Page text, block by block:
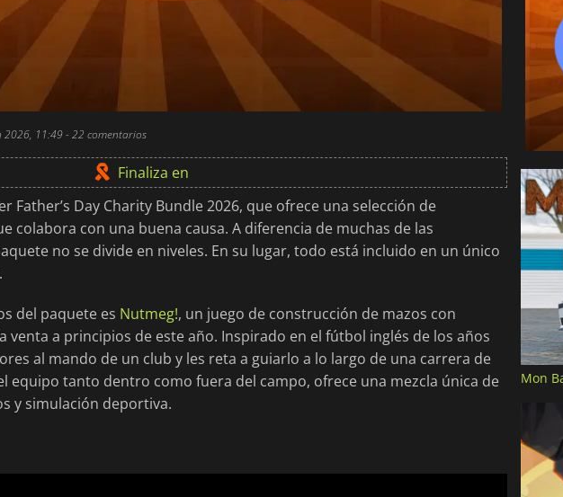
2026, 11:49- 22 comentarios
Finaliza en
Father’s Day Charity Bundle 2026, que ofrece una selección de
colabora con una buena causa. A diferencia de muchas de las
no se divide en niveles. En su lugar, todo está incluido en un único
del paquete es Nutmeg!, un juego de construcción de mazos con
venta a principios de este año. Inspirado en el fútbol inglés de los años
al mando de un club y les reta a guiarlo a lo largo de una carrera de
equipo tanto dentro como fuera del campo, ofrece una mezcla única de
y simulación deportiva.
Mon